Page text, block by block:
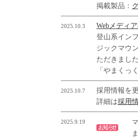
掲載製品：
2025.10.3
Webメディ
登山系イン
ジックマウ
ただきまし
「やまくっ
2025.10.7
採用情報を
詳細は採用
2025.9.19